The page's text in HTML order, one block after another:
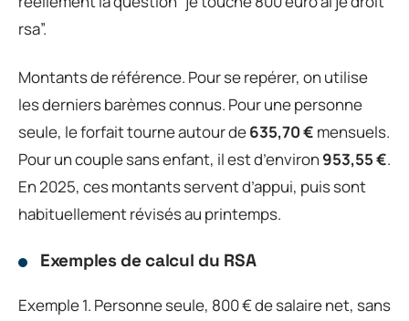
rsa”.
Montants de référence. Pour se repérer, on utilise
les derniers barèmes connus. Pour une personne
seule, le forfait tourne autour de635,70 € mensuels.
Pour un couple sans enfant, il est d’environ 953,55 €.
En 2025, ces montants servent d’appui, puis sont
habituellement révisés au printemps.
Exemples de calcul du RSA
Exemple 1. Personne seule, 800 € de salaire net, sans